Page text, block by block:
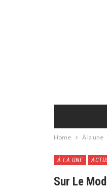
Home À la une
À LA UNE
Sur Le